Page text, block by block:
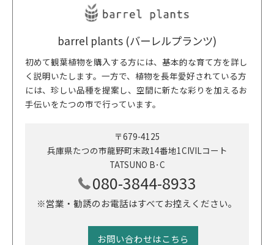
barrel plants (バーレルプランツ)
初めて観葉植物を購入する方には、基本的な育て方を詳し
く説明いたします。一方で、植物を長年愛好されている方
には、珍しい品種を提案し、空間に新たな彩りを加えるお
手伝いをたつの市で行っています。
〒679-4125
兵庫県たつの市龍野町末政14番地1CIVILコート
TATSUNO B･C
080-3844-8933
※営業・勧誘のお電話はすべてお控えください。
お問い合わせはこちら